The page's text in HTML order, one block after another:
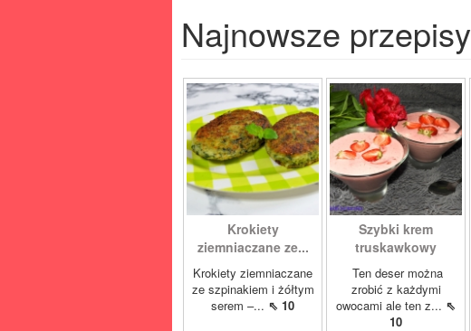
Najnowsze przepisy
Krokiety
ziemniaczane ze...
Krokiety ziemniaczane
ze szpinakiem i żółtym
serem –... ⇖ 10
Szybki krem
truskawkowy
Ten deser można
zrobić z każdymi
owocami ale ten z... ⇖
10